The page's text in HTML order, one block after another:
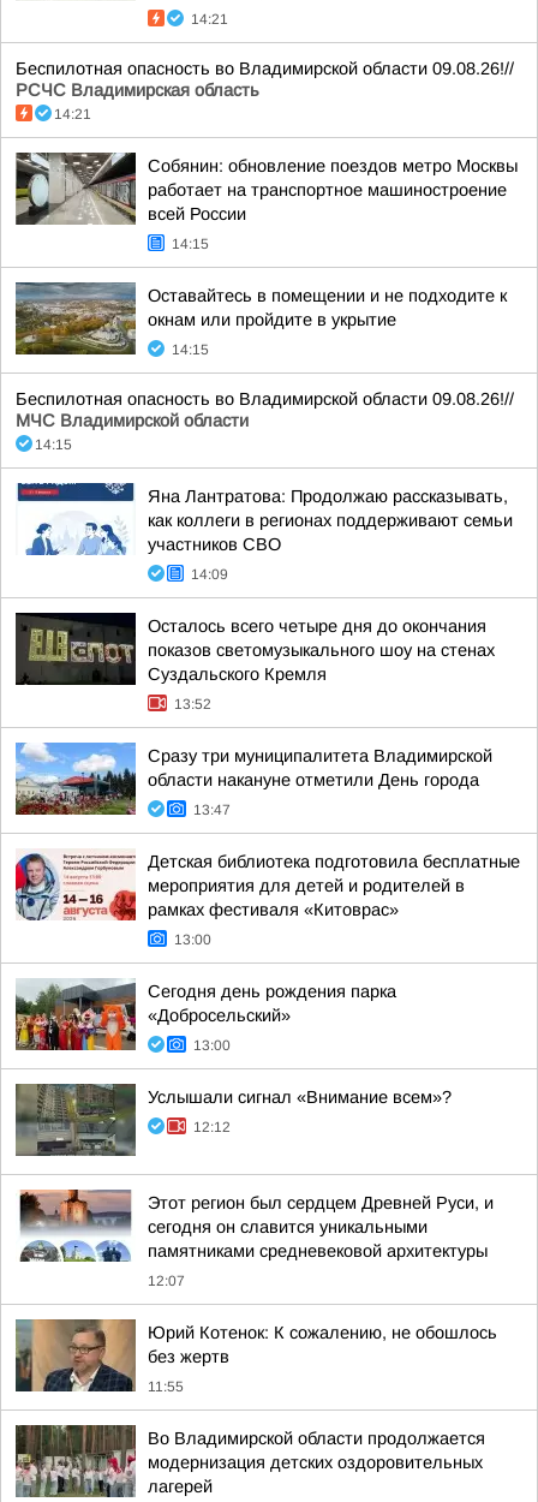
14:21
Беспилотная опасность во Владимирской области 09.08.26!//
РСЧС Владимирская область
14:21
Собянин: обновление поездов метро Москвы
работает на транспортное машиностроение
всей России
14:15
Оставайтесь в помещении и не подходите к
окнам или пройдите в укрытие
14:15
Беспилотная опасность во Владимирской области 09.08.26!//
МЧС Владимирской области
14:15
Яна Лантратова: Продолжаю рассказывать,
как коллеги в регионах поддерживают семьи
участников СВО
14:09
Осталось всего четыре дня до окончания
показов светомузыкального шоу на стенах
Суздальского Кремля
13:52
Сразу три муниципалитета Владимирской
области накануне отметили День города
13:47
Детская библиотека подготовила бесплатные
мероприятия для детей и родителей в
рамках фестиваля «Китоврас»
13:00
Сегодня день рождения парка
«Добросельский»
13:00
Услышали сигнал «Внимание всем»?
12:12
Этот регион был сердцем Древней Руси, и
сегодня он славится уникальными
памятниками средневековой архитектуры
12:07
Юрий Котенок: К сожалению, не обошлось
без жертв
11:55
Во Владимирской области продолжается
модернизация детских оздоровительных
лагерей